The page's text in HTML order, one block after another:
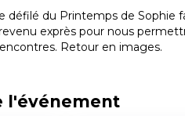
défilé du Printemps de Sophie
exprès pour nous
Retour en images.
l'événement